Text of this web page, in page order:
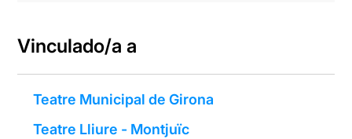
Vinculado/a a
Teatre Municipal de Girona
Teatre Lliure - Montjuïc